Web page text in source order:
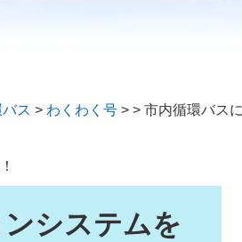
ス > わくわく号 > > 市内循環バス
システムを